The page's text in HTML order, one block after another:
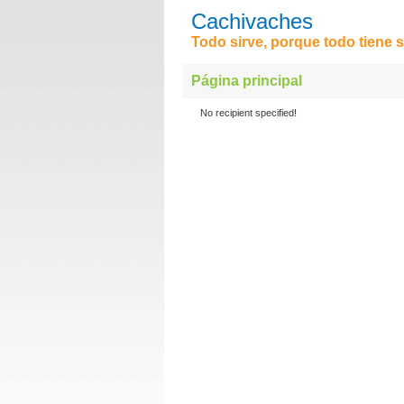
Cachivaches
Todo sirve, porque todo tiene
Página principal
No recipient specified!